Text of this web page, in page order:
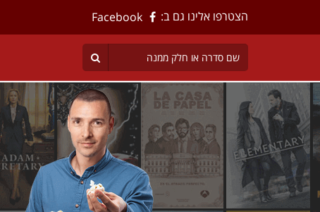
הצטרפו אלינו גם ב: Facebook